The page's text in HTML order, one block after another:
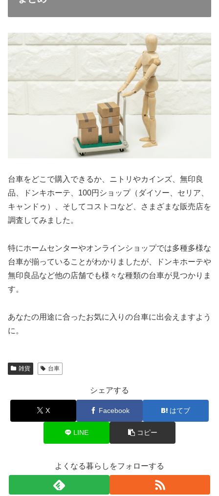
台車をどこで購入できるか、ニトリやカインズ、無印良
品、ドンキホーテ、100円ショップ（ダイソー、セリア、
キャンドゥ）、そしてコストコなど、さまざまな販売店を
調査してみました。
特にホームセンターやオンラインショップでは多種多様な
台車が揃っていることがわかりましたが、ドンキホーテや
無印良品など他の店舗でも様々な種類の台車が見つかりま
す。
あなたの用途に合ったお気に入りの台車に出会えますよう
に。
雑貨 台車
シェアする
X Facebook はてブ
LINE コピー
よくなる暮らしをフォローする